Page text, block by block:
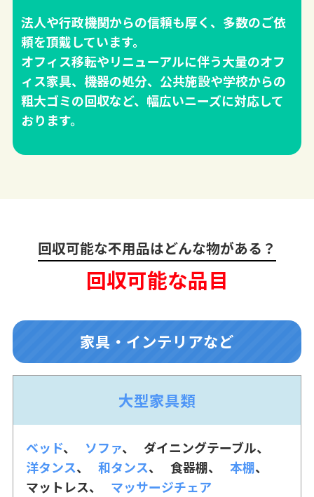
法人や行政機関からの信頼も厚く、多数のご依
頼を頂戴しています。
オフィス移転やリニューアルに伴う大量のオフ
ィス家具、機器の処分、公共施設や学校からの
粗大ゴミの回収など、幅広いニーズに対応して
おります。
回収可能な不用品はどんな物がある？
回収可能な品目
家具・インテリアなど
大型家具類
ベッド ソファ
ダイニングテーブル
洋タンス
和タンス 食器棚
本棚
マットレス
マッサージチェア